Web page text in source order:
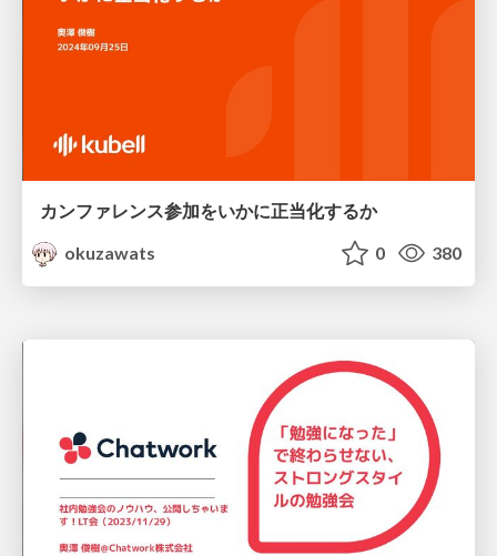
カンファレンス参加をいかに正当化するか
okuzawats
0 380